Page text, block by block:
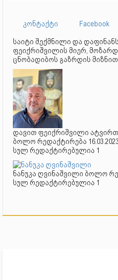
კონტაქტი
Facebook
საიტი შექმნილი და
ფეიქრიშვილის მიერ,
ცნობადიბოს გაზრდის
დავით ფეიქრიშვილი ატვირთა:
ბოლო რედაქტირება 16.03.2023
სულ რედაქტირებულია 1
ნანუკა ღვინაშვილი ბოლო
სულ რედაქტირებულია 1